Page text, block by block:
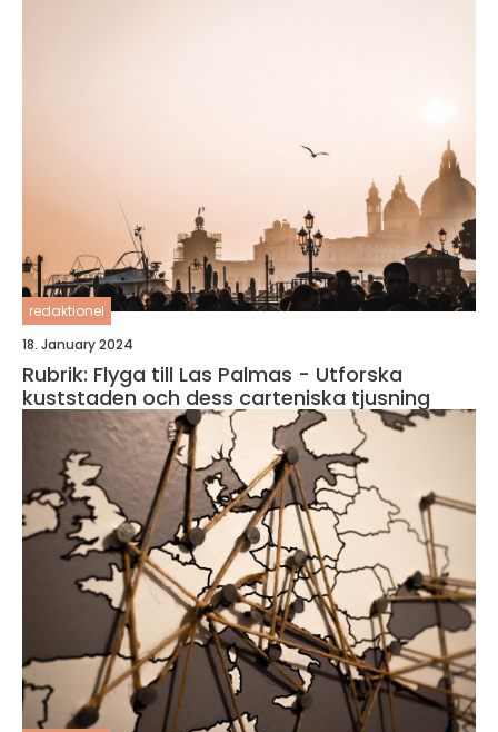
redaktionel
18. January 2024
Rubrik: Flyga till Las Palmas - Utforska
kuststaden och dess carteniska tjusning